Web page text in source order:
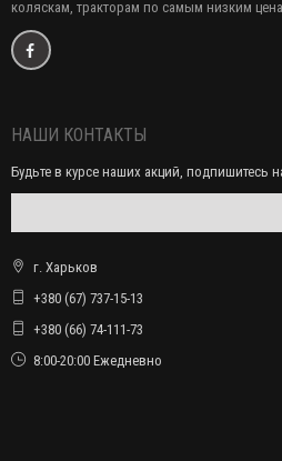
коляскам, тракторам по самым низким
НАШИ КОНТАКТЫ
Будьте в курсе наших акций, подпишитесь
г. Харьков
+380 (67) 737-15-13
+380 (66) 74-111-73
8:00-20:00 Ежедневно